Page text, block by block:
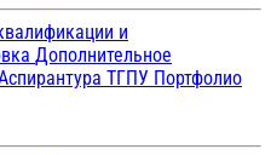
и
Дополнительное
ТГПУ Портфолио